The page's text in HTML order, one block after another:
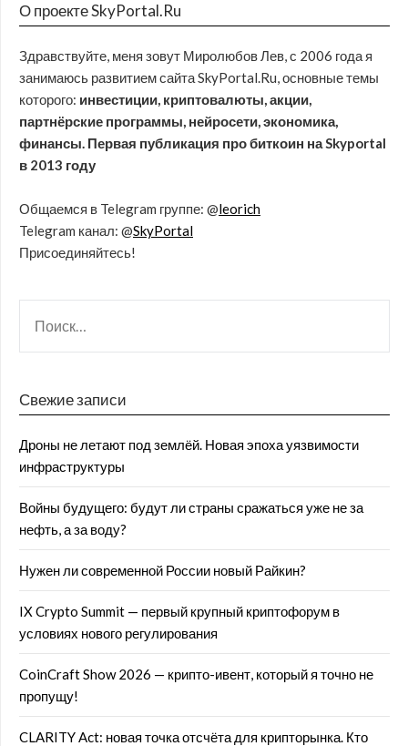
О проекте SkyPortal.Ru
Здравствуйте, меня зовут Миролюбов Лев, с 2006 года я
занимаюсь развитием сайта SkyPortal.Ru, основные темы
которого: инвестиции, криптовалюты, акции,
партнёрские программы, нейросети, экономика,
финансы. Первая публикация про биткоин на Skyportal
в 2013 году
Общаемся в Telegram группе: @leorich
Telegram канал: @SkyPortal
Присоединяйтесь!
Свежие записи
Дроны не летают под землёй. Новая эпоха уязвимости
инфраструктуры
Войны будущего: будут ли страны сражаться уже не за
нефть, а за воду?
Нужен ли современной России новый Райкин?
IX Crypto Summit — первый крупный криптофорум в
условиях нового регулирования
CoinCraft Show 2026 — крипто-ивент, который я точно не
пропущу!
CLARITY Act: новая точка отсчёта для крипторынка. Кто